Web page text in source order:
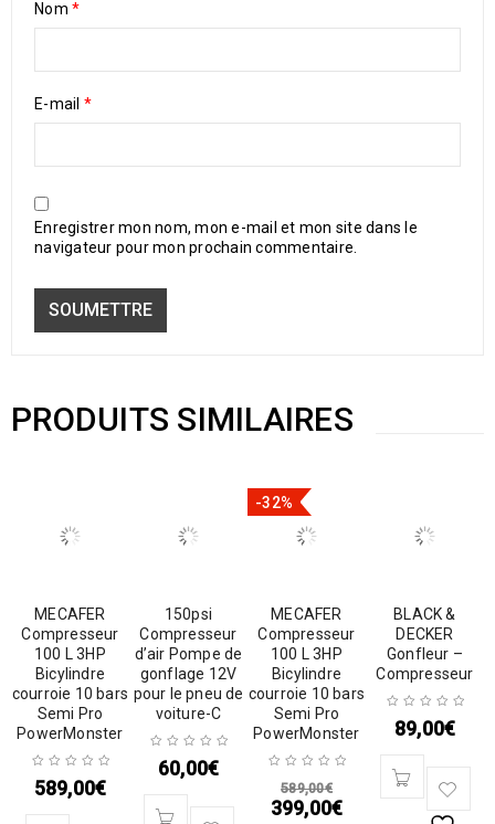
Nom *
E-mail *
Enregistrer mon nom, mon e-mail et mon site dans le
navigateur pour mon prochain commentaire.
PRODUITS SIMILAIRES
MECAFER
Compresseur
100 L 3HP
Bicylindre
courroie 10 bars
Semi Pro
PowerMonster
589,00€
150psi
Compresseur
d’air Pompe de
gonflage 12V
pour le pneu de
voiture-C
60,00€
-32%
MECAFER
Compresseur
100 L 3HP
Bicylindre
courroie 10 bars
Semi Pro
PowerMonster
589,00€
399,00€
BLACK &
DECKER
Gonfleur –
Compresseur
89,00€